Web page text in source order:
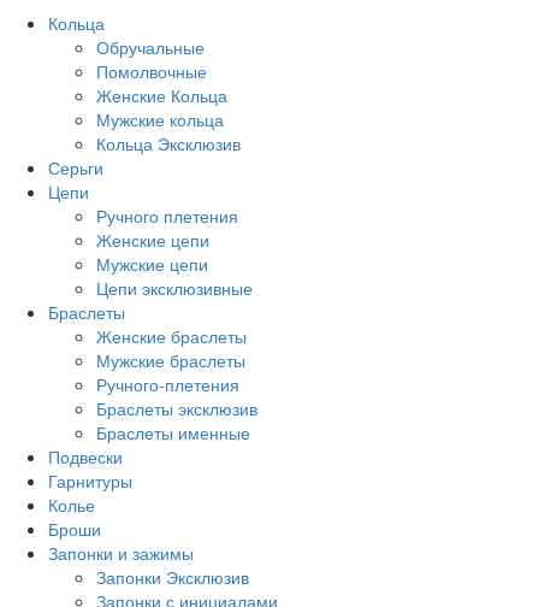
Кольца
Обручальные
Помолвочные
Женские Кольца
Мужские кольца
Кольца Эксклюзив
Серьги
Цепи
Ручного плетения
Женские цепи
Мужские цепи
Цепи эксклюзивные
Браслеты
Женские браслеты
Мужские браслеты
Ручного-плетения
Браслеты эксклюзив
Браслеты именные
Подвески
Гарнитуры
Колье
Броши
Запонки и зажимы
Запонки Эксклюзив
Запонки с инициалами